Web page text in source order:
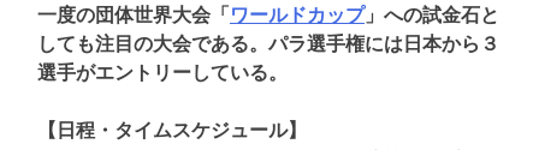
一度の団体世界大会「ワールドカップ」への試金石と
しても注目の大会である。パラ選手権には日本から３
選手がエントリーしている。
【日程・タイムスケジュール】